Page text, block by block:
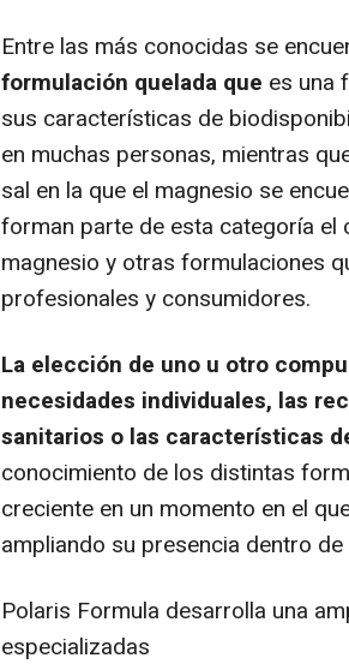
Entre las más conocidas se
formulación quelada que es una
sus características de
en muchas personas, mientras
sal en la que el magnesio se
forman parte de esta categoría
magnesio y otras formulaciones
profesionales y consumidores.
La elección de uno u otro
necesidades individuales, las
sanitarios o las características
conocimiento de los distintas
creciente en un momento en el
ampliando su presencia dentro
Polaris Formula desarrolla una
especializadas